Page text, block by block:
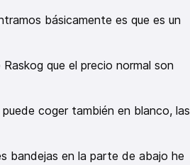
básicamente es que es un
que el precio normal son
coger también en blanco, las
bandejas en la parte de abajo he